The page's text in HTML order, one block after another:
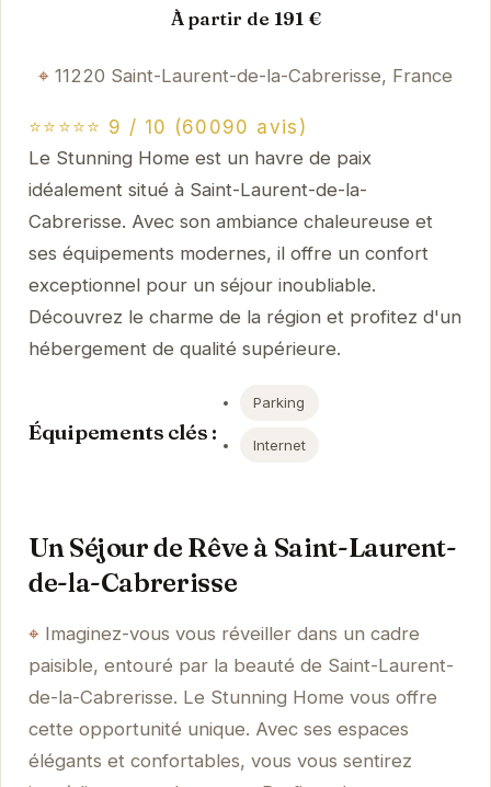
À partir de 191 €
11220 Saint-Laurent-de-la-Cabrerisse, France
⭐⭐⭐⭐⭐ 9 / 10 (60090 avis)
Le Stunning Home est un havre de paix
idéalement situé à Saint-Laurent-de-la-
Cabrerisse. Avec son ambiance chaleureuse et
ses équipements modernes, il offre un confort
exceptionnel pour un séjour inoubliable.
Découvrez le charme de la région et profitez d'un
hébergement de qualité supérieure.
Équipements clés :
Parking
Internet
Un Séjour de Rêve à Saint-Laurent-
de-la-Cabrerisse
Imaginez-vous vous réveiller dans un cadre
paisible, entouré par la beauté de Saint-Laurent-
de-la-Cabrerisse. Le Stunning Home vous offre
cette opportunité unique. Avec ses espaces
élégants et confortables, vous vous sentirez